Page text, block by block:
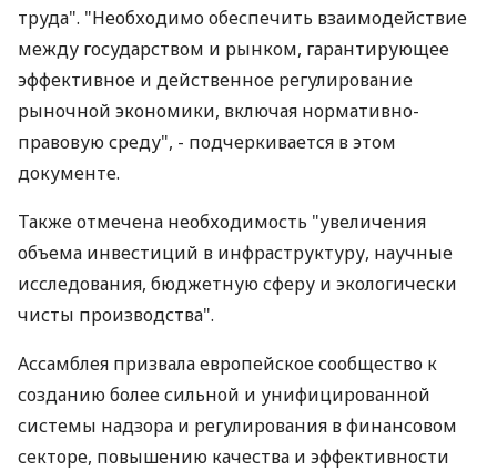
труда". "Необходимо обеспечить взаимодействие
между государством и рынком, гарантирующее
эффективное и действенное регулирование
рыночной экономики, включая нормативно-
правовую среду", - подчеркивается в этом
документе.
Также отмечена необходимость "увеличения
объема инвестиций в инфраструктуру, научные
исследования, бюджетную сферу и экологически
чисты производства".
Ассамблея призвала европейское сообщество к
созданию более сильной и унифицированной
системы надзора и регулирования в финансовом
секторе, повышению качества и эффективности